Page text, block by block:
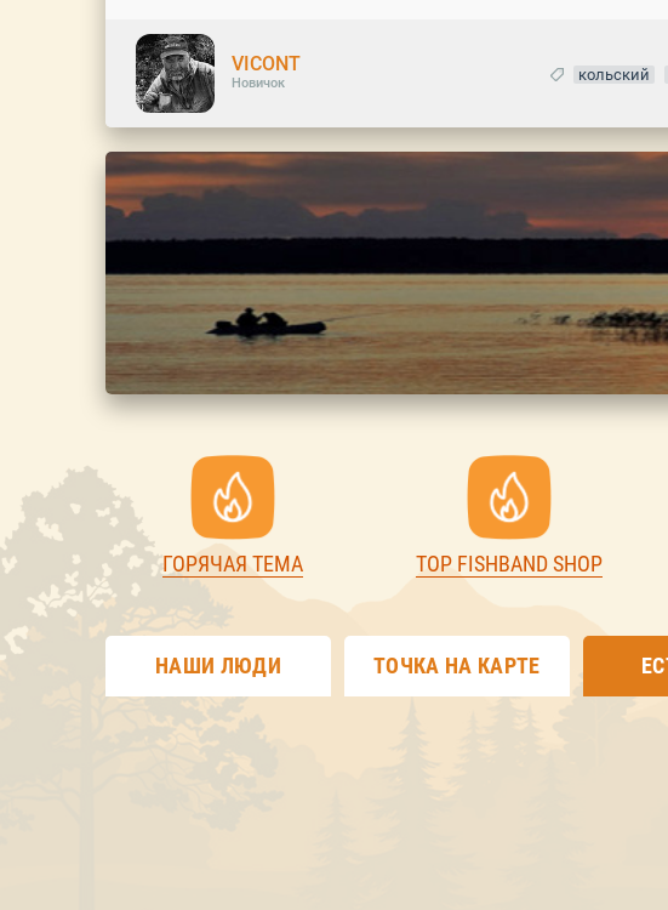
VICONT
Новичок кольский
ГОРЯЧАЯ ТЕМА TOP FISHBAND SHOP
НАШИ ЛЮДИ ТОЧКА НА КАРТЕ